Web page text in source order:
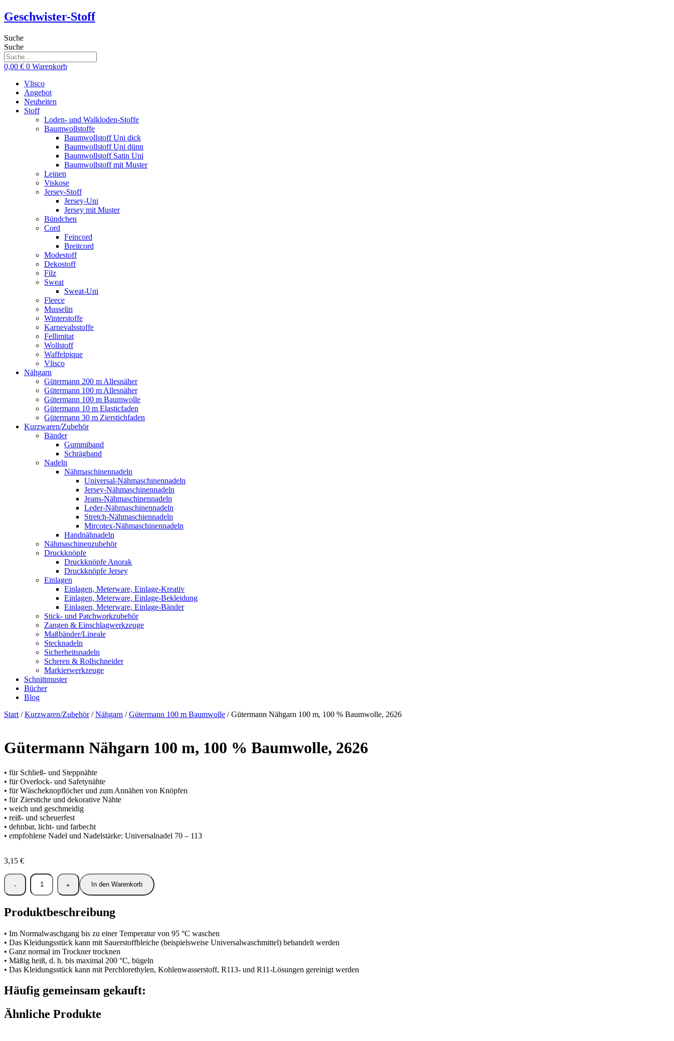
Zum
Inhalt
Geschwister-Stoff
Suche
Suche
0,00 € 0 Warenkorb
Vlisco
Angebot
Neuheiten
Stoff
Loden- und Walkloden-Stoffe
Baumwollstoffe
Baumwollstoff Uni dick
Baumwollstoff Uni dünn
Baumwollstoff Satin Uni
Baumwollstoff mit Muster
Leinen
Viskose
Jersey-Stoff
Jersey-Uni
Jersey mit Muster
Bündchen
Cord
Feincord
Breitcord
Modestoff
Dekostoff
Filz
Sweat
Sweat-Uni
Fleece
Musselin
Winterstoffe
Karnevalsstoffe
Fellimitat
Wollstoff
Waffelpique
Vlisco
Nähgarn
Gütermann 200 m Allesnäher
Gütermann 100 m Allesnäher
Gütermann 100 m Baumwolle
Gütermann 10 m Elasticfaden
Gütermann 30 m Zierstichfaden
Kurzwaren/Zubehör
Bänder
Gummiband
Schrägband
Nadeln
Nähmaschinennadeln
Universal-Nähmaschinennadeln
Jersey-Nähmaschinennadeln
Jeans-Nähmaschinennadeln
Leder-Nähmaschinennadeln
Stretch-Nähmaschiennadeln
Mircotex-Nähmaschinennadeln
Handnähnadeln
Nähmaschinenzubehör
Druckknöpfe
Druckknöpfe Anorak
Druckknöpfe Jersey
Einlagen
Einlagen, Meterware, Einlage-Kreativ
Einlagen, Meterware, Einlage-Bekleidung
Einlagen, Meterware, Einlage-Bänder
Stick- und Patchworkzubehör
Zangen & Einschlagwerkzeuge
Maßbänder/Lineale
Stecknadeln
Sicherheitsnadeln
Scheren & Rollschneider
Markierwerkzeuge
Schnittmuster
Bücher
Blog
Start /Kurzwaren/Zubehör/Nähgarn /Gütermann 100 m Baumwolle / Gütermann Nähgarn 100 m, 100 % Baumwolle, 2626
Gütermann Nähgarn 100 m, 100 % Baumwolle, 2626
• für Schließ- und Steppnähte
• für Overlock- und Safetynähte
• für Wäscheknopflöcher und zum Annähen von Knöpfen
• für Zierstiche und dekorative Nähte
• weich und geschmeidig
• reiß- und scheuerfest
• dehnbar, licht- und farbecht
• empfohlene Nadel und Nadelstärke: Universalnadel 70 – 113
3,15 €
In den Warenkorb
Produktbeschreibung
• Im Normalwaschgang bis zu einer Temperatur von 95 °C waschen
• Das Kleidungsstück kann mit Sauerstoffbleiche (beispielsweise Universalwaschmittel) behandelt werden
• Ganz normal im Trockner trocknen
• Mäßig heiß, d. h. bis maximal 200 °C, bügeln
• Das Kleidungsstück kann mit Perchlorethylen, Kohlenwasserstoff, R113- und R11-Lösungen gereinigt werden
Häufig gemeinsam gekauft:
Ähnliche Produkte